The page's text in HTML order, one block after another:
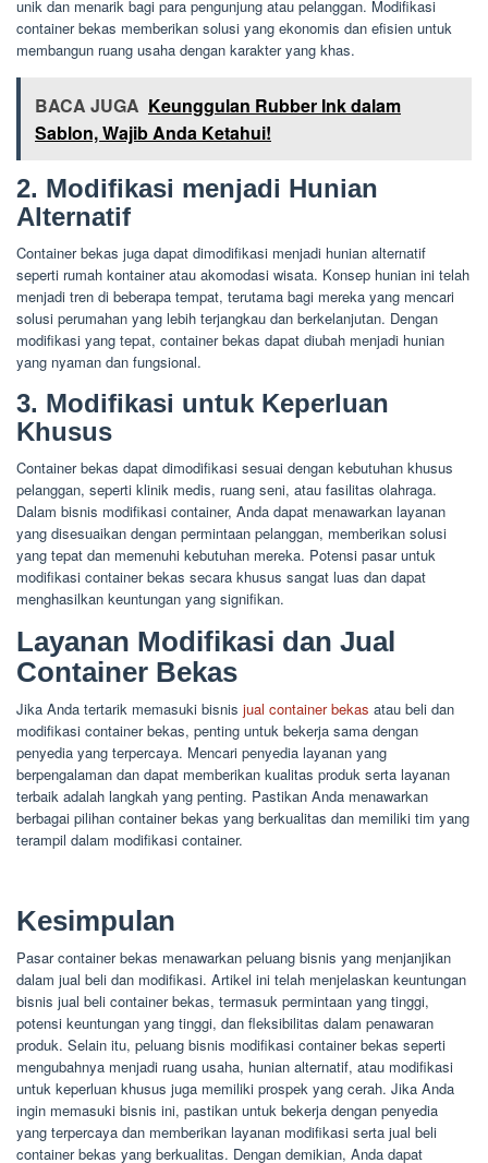
unik dan menarik bagi para pengunjung atau pelanggan. Modifikasi
container bekas memberikan solusi yang ekonomis dan efisien untuk
membangun ruang usaha dengan karakter yang khas.
BACA JUGA Keunggulan Rubber Ink dalam
Sablon, Wajib Anda Ketahui!
2. Modifikasi menjadi Hunian
Alternatif
Container bekas juga dapat dimodifikasi menjadi hunian alternatif
seperti rumah kontainer atau akomodasi wisata. Konsep hunian ini telah
menjadi tren di beberapa tempat, terutama bagi mereka yang mencari
solusi perumahan yang lebih terjangkau dan berkelanjutan. Dengan
modifikasi yang tepat, container bekas dapat diubah menjadi hunian
yang nyaman dan fungsional.
3. Modifikasi untuk Keperluan
Khusus
Container bekas dapat dimodifikasi sesuai dengan kebutuhan khusus
pelanggan, seperti klinik medis, ruang seni, atau fasilitas olahraga.
Dalam bisnis modifikasi container, Anda dapat menawarkan layanan
yang disesuaikan dengan permintaan pelanggan, memberikan solusi
yang tepat dan memenuhi kebutuhan mereka. Potensi pasar untuk
modifikasi container bekas secara khusus sangat luas dan dapat
menghasilkan keuntungan yang signifikan.
Layanan Modifikasi dan Jual
Container Bekas
Jika Anda tertarik memasuki bisnis jual container bekas atau beli dan
modifikasi container bekas, penting untuk bekerja sama dengan
penyedia yang terpercaya. Mencari penyedia layanan yang
berpengalaman dan dapat memberikan kualitas produk serta layanan
terbaik adalah langkah yang penting. Pastikan Anda menawarkan
berbagai pilihan container bekas yang berkualitas dan memiliki tim yang
terampil dalam modifikasi container.
Kesimpulan
Pasar container bekas menawarkan peluang bisnis yang menjanjikan
dalam jual beli dan modifikasi. Artikel ini telah menjelaskan keuntungan
bisnis jual beli container bekas, termasuk permintaan yang tinggi,
potensi keuntungan yang tinggi, dan fleksibilitas dalam penawaran
produk. Selain itu, peluang bisnis modifikasi container bekas seperti
mengubahnya menjadi ruang usaha, hunian alternatif, atau modifikasi
untuk keperluan khusus juga memiliki prospek yang cerah. Jika Anda
ingin memasuki bisnis ini, pastikan untuk bekerja dengan penyedia
yang terpercaya dan memberikan layanan modifikasi serta jual beli
container bekas yang berkualitas. Dengan demikian, Anda dapat